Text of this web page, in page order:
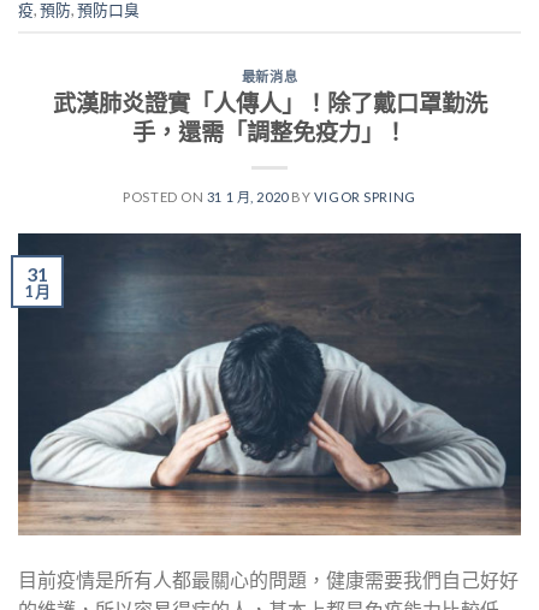
疫,預防,預防口臭
最新消息
武漢肺炎證實「人傳人」！除了戴口罩勤洗
手，還需「調整免疫力」！
POSTED ON 31 1 月, 2020BY VIGOR SPRING
31
1 月
目前疫情是所有人都最關心的問題，健康需要我們自己好好